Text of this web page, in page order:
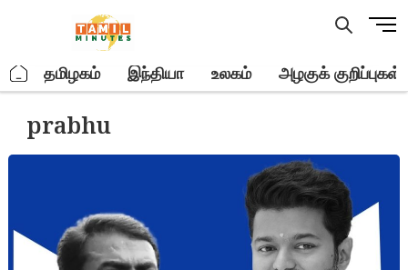
M
u
n
. தமிழகம் இந்தியா உலகம் அழகுக் குறிப்புகள்
prabhu